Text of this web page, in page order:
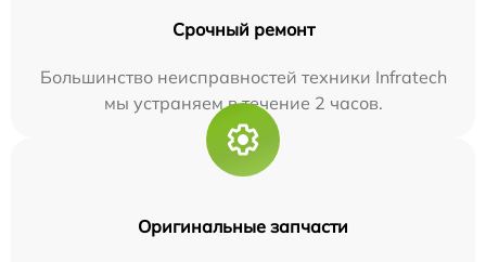
Срочный ремонт
Большинство неисправностей техники Infratech
мы устраняем в течение 2 часов.
Оригинальные запчасти